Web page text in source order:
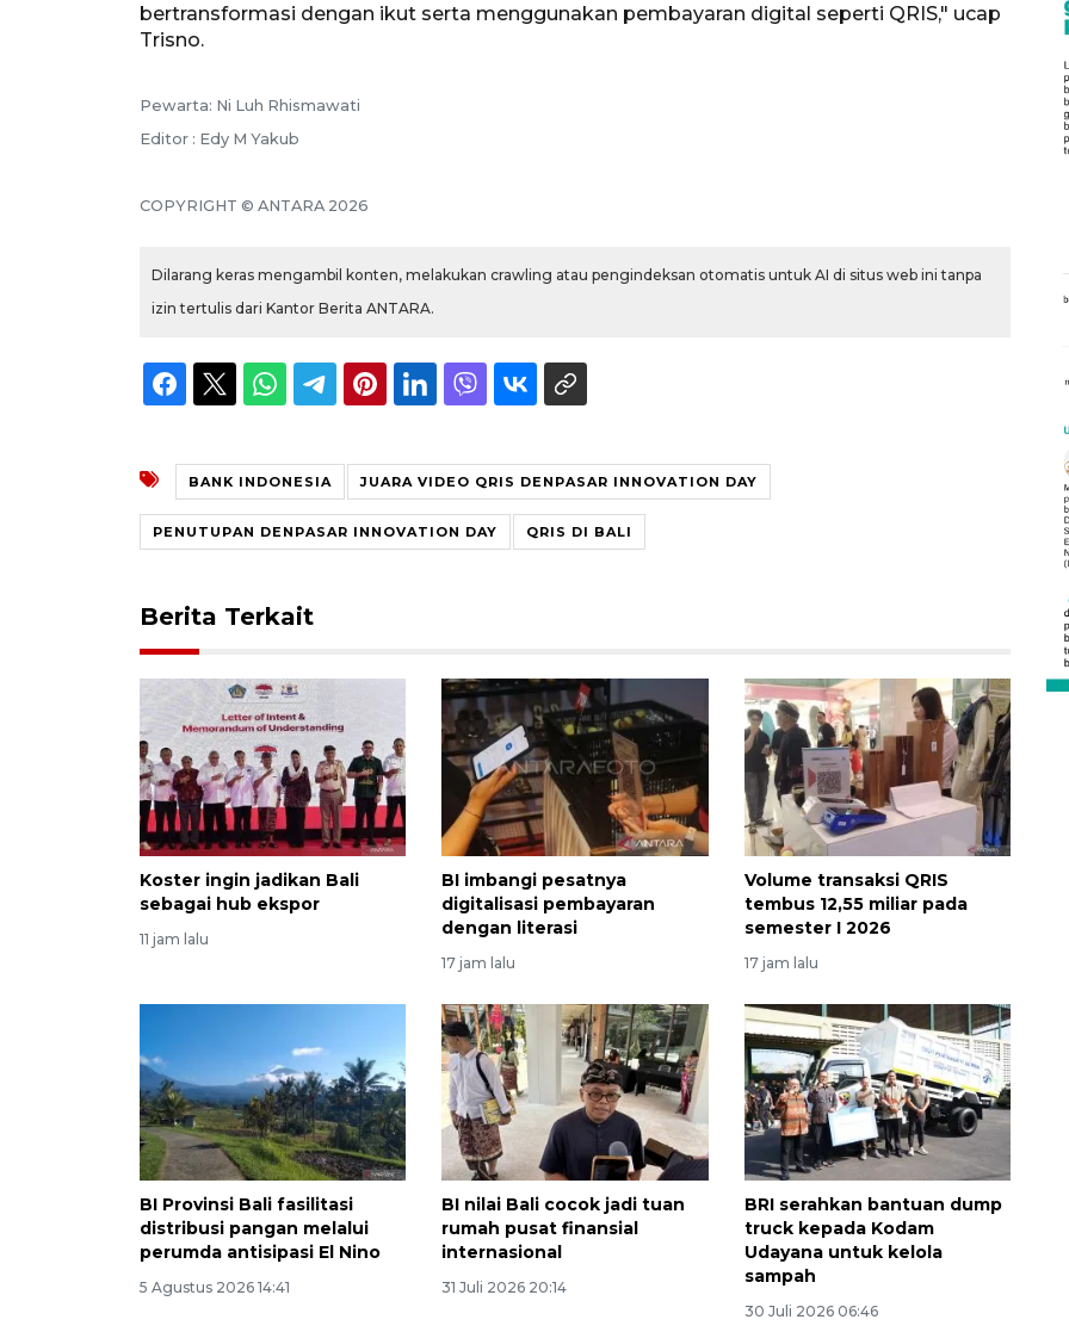
bertransformasi dengan ikut serta menggunakan pembayaran digital seperti QRIS," ucap
Trisno.
Pewarta: Ni Luh Rhismawati
Editor : Edy M Yakub
COPYRIGHT © ANTARA 2026
Dilarang keras mengambil konten, melakukan crawling atau pengindeksan otomatis untuk AI di situs web ini tanpa
izin tertulis dari Kantor Berita ANTARA.
BANK INDONESIA JUARA VIDEO QRIS DENPASAR INNOVATION DAY
PENUTUPAN DENPASAR INNOVATION DAY QRIS DI BALI
Berita Terkait
Koster ingin jadikan Bali
sebagai hub ekspor
11 jam lalu
BI imbangi pesatnya
digitalisasi pembayaran
dengan literasi
17 jam lalu
Volume transaksi QRIS
tembus 12,55 miliar pada
semester I 2026
17 jam lalu
BI Provinsi Bali fasilitasi
distribusi pangan melalui
perumda antisipasi El Nino
5 Agustus 2026 14:41
BI nilai Bali cocok jadi tuan
rumah pusat finansial
internasional
31 Juli 2026 20:14
BRI serahkan bantuan dump
truck kepada Kodam
Udayana untuk kelola
sampah
30 Juli 2026 06:46